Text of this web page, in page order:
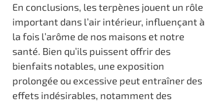
En conclusions, les terpènes jouent un rôle
important dans l’air intérieur, influençant à
la fois l’arôme de nos maisons et notre
santé. Bien qu’ils puissent offrir des
bienfaits notables, une exposition
prolongée ou excessive peut entraîner des
effets indésirables, notamment des